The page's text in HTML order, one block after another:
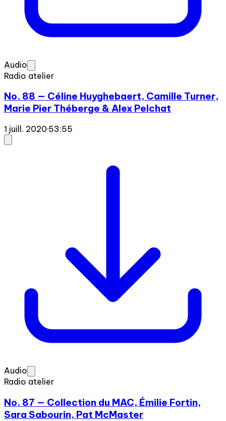
Audio
Radio atelier
No. 88 — Céline Huyghebaert, Camille Turner,
Marie Pier Théberge & Alex Pelchat
1 juill. 2020·53:55
Audio
Radio atelier
No. 87 — Collection du MAC, Émilie Fortin,
Sara Sabourin, Pat McMaster